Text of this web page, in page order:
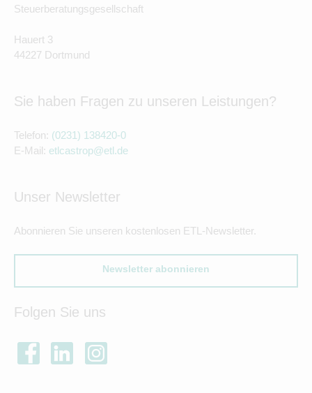
Steuerberatungsgesellschaft
Hauert 3
44227 Dortmund
Sie haben Fragen zu unseren Leistungen?
Telefon: (0231) 138420-0
E-Mail: etlcastrop@etl.de
Unser Newsletter
Abonnieren Sie unseren kostenlosen ETL-Newsletter.
Newsletter abonnieren
Folgen Sie uns